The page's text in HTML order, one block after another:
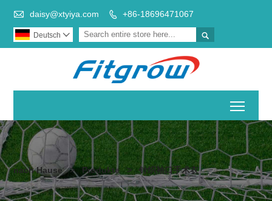
 daisy@xtyiya.com  +86-18696471067

Deutsch 
nach Hause > Produkte > 针织袖口手术衣